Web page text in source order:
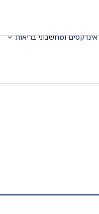
אינדקסים ומחשבוני בריאות